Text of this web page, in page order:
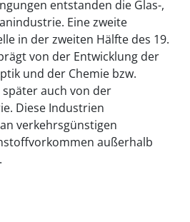
entstanden die Glas-,
Eine zweite
in der zweiten Hälfte des 19.
von der Entwicklung der
und der Chemie bzw.
auch von der
Diese Industrien
verkehrsgünstigen
außerhalb